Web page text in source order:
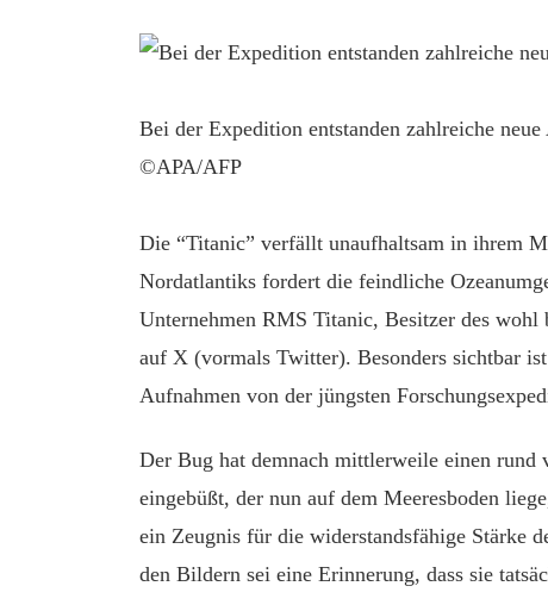
Bei der Expedition entstanden zahlreiche
©APA/AFP
Die “Titanic” verfällt unaufhaltsam in ihrem
Nordatlantiks fordert die feindliche
Unternehmen RMS Titanic, Besitzer des
auf X (vormals Twitter). Besonders sichtbar
Aufnahmen von der jüngsten
Der Bug hat demnach mittlerweile einen
eingebüßt, der nun auf dem Meeresboden
ein Zeugnis für die widerstandsfähige Stärke
den Bildern sei eine Erinnerung, dass sie